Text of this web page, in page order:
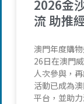
2026金
流 助推
澳門年度購
26日在澳門
人次參與，
活動已成為
平台，並助